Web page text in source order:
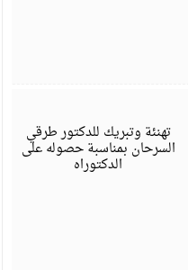
تهنئة وتبريك للدكتور طرقي
السرحان بمناسبة حصوله على
الدكتوراه